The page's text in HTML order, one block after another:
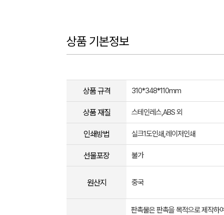
상품 기본정보
상품 규격 310*348*110mm
상품 재질 스테인레스,ABS 외
인쇄방법 실크1도인쇄,레이저인쇄
선물포장 불가
원산지 중국
판촉물은 판촉을 목적으로 제작하